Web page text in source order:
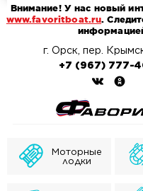
г. Орск, пер.
+7 (967) 777-
Внимание! У нас новый
www.favoritboat.ru.
Моторные
лодки